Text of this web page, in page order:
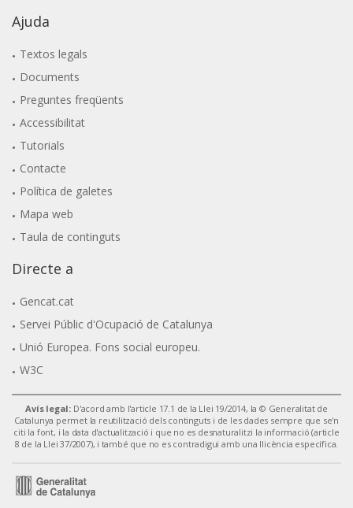
Ajuda
Textos legals
Documents
Preguntes freqüents
Accessibilitat
Tutorials
Contacte
Política de galetes
Mapa web
Taula de continguts
Directe a
Gencat.cat
Servei Públic d'Ocupació de Catalunya
Unió Europea. Fons social europeu.
W3C
Avís legal: D'acord amb l'article 17.1 de la Llei 19/2014, la © Generalitat de
Catalunya permet la reutilització dels continguts i de les dades sempre que se'n
citi la font, i la data d'actualització i que no es desnaturalitzi la informació (article
8 de la Llei 37/2007), i també que no es contradigui amb una llicència específica.